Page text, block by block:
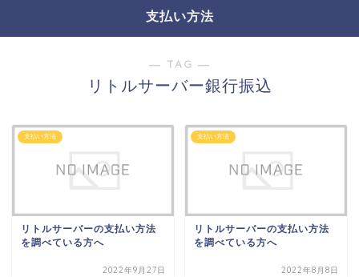
支払い方法
― TAG ―
リトルサーバー銀行振込
支払い方法
リトルサーバーの支払い方法
を調べている方へ
2022年9月27日
支払い方法
リトルサーバーの支払い方法
を調べている方へ
2022年8月8日